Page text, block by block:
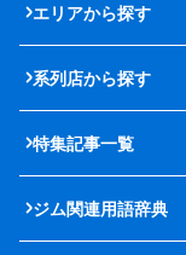
エリアから探す
系列店から探す
特集記事一覧
ジム関連用語辞典